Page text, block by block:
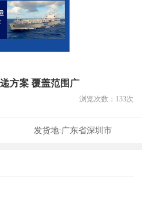
方案 覆盖范围广
浏览次数： 133次
发货地:广东省深圳市